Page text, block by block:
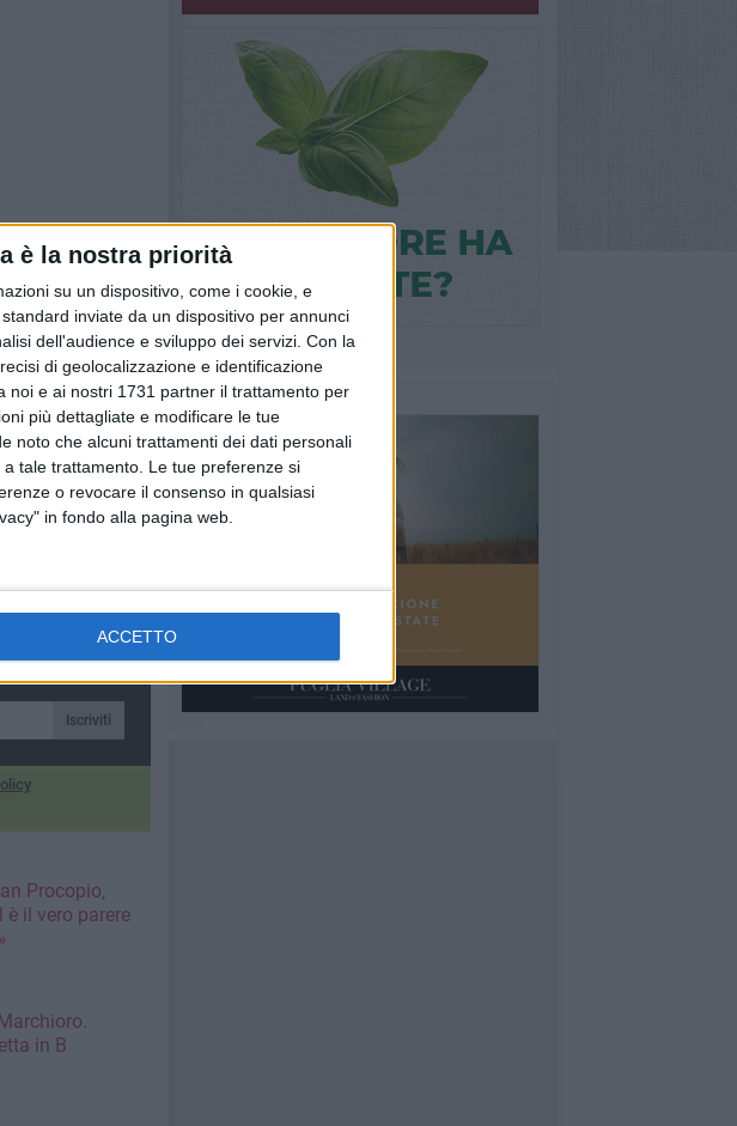
è la nostra priorità
su un dispositivo, come i cookie, e
inviate da un dispositivo per annunci
dell'audience e sviluppo dei servizi. Con la
di geolocalizzazione e identificazione
noi e ai nostri 1731 partner il trattamento per
più dettagliate e modificare le tue
noto che alcuni trattamenti dei dati personali
tale trattamento. Le tue preferenze si
o revocare il consenso in qualsiasi
in fondo alla pagina web.
ACCETTO
si terrà presso
5 Regione
Iscriviti
Procopio,
il vero parere
in B